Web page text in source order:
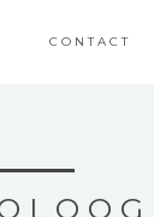
CONTACT